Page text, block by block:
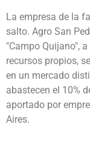
La empresa de la
salto. Agro San
"Campo Quijano",
recursos propios,
en un mercado
abastecen el 10%
aportado por
Aires.